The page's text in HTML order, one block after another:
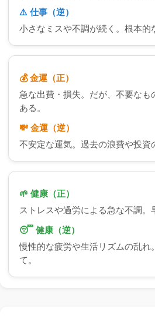
⚠️ 仕事（逆）
小さなミスや不調が続く。根本的
💰 金運（正）
急な出費・損失。だが、不要なも
ある。
💸 金運（逆）
不安定な運気。過去の浪費や投資
🌱 健康（正）
ストレスや過労による急な不調。
😴 健康（逆）
慢性的な疲労や生活リズムの乱れ
て。